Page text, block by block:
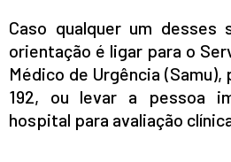
Caso qualquer um desses
orientação é ligar para o
Médico de Urgência
192, ou levar a pessoa
hospital para avaliação